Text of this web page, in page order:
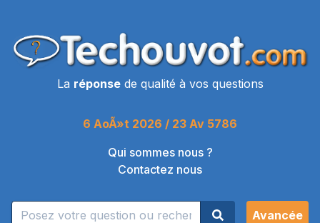
La réponsede qualité à vos questions
6 AoÃ»t 2026 / 23 Av 5786
Qui sommes nous ?
Contactez nous
Avancée